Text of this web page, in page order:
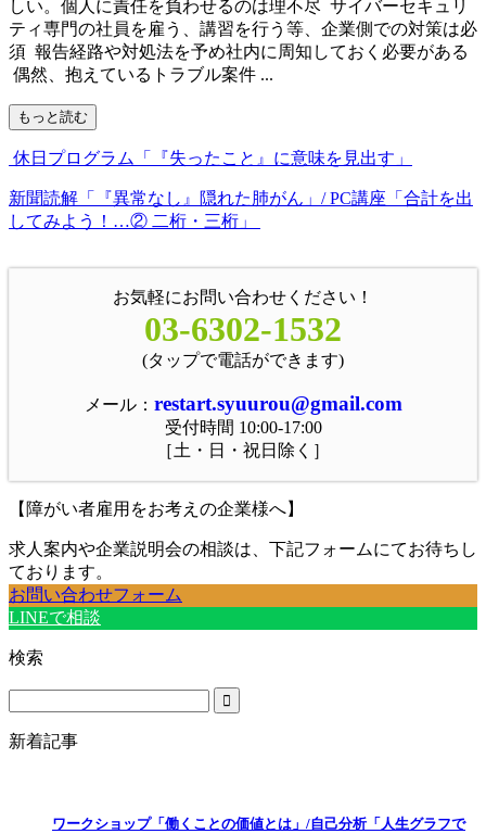
しい。個人に責任を負わせるのは理不尽 サイバーセキュリ
ティ専門の社員を雇う、講習を行う等、企業側での対策は必
須 報告経路や対処法を予め社内に周知しておく必要がある
偶然、抱えているトラブル案件 ...
もっと読む
休日プログラム「『失ったこと』に意味を見出す」
新聞読解「『異常なし』隠れた肺がん」/ PC講座「合計を出
してみよう！…② 二桁・三桁」
お気軽にお問い合わせください！
03-6302-1532
(タップで電話ができます)
メール： restart.syuurou@gmail.com
受付時間 10:00-17:00
［土・日・祝日除く］
【障がい者雇用をお考えの企業様へ】
求人案内や企業説明会の相談は、下記フォームにてお待ちし
ております。
お問い合わせフォーム
LINEで相談
検索
新着記事
ワークショップ「働くことの価値とは」/自己分析「人生グラフで